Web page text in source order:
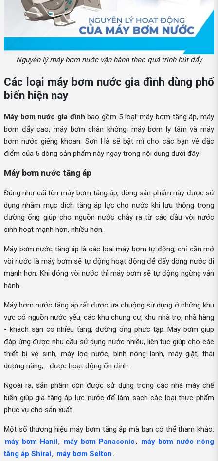
Nguyên lý máy bơm nước vận hành theo quá trình hút đẩy
Các loại máy bơm nước gia đình dùng phổ
biến hiện nay
Máy bơm nước gia đình bao gồm 5 loại: máy bơm tăng áp, máy
bơm đẩy cao, máy bơm chân không, máy bơm ly tâm và máy
bơm nước giếng khoan. Sơn Hà sẽ bật mí cho các bạn về đặc
điểm của 5 dòng sản phẩm này ngay trong nội dung dưới đây!
Máy bơm nước tăng áp
Đúng như cái tên máy bơm tăng áp, dòng sản phẩm này được sử
dụng nhằm mục đích tăng áp lực cho nước khi lưu thông trong
đường ống giúp cho nguồn nước chảy ra từ các đầu vòi nước
sinh hoạt mạnh hơn, nhiều hơn.
Máy bơm nước tăng áp là các loại máy bơm tự động, chỉ cần mở
vòi nước là máy bơm sẽ tự động hoạt động để đẩy dòng nước đi
mạnh hơn. Khi đóng vòi nước thì máy bơm sẽ tự động ngừng vận
hành.
Máy bơm nước tăng áp rất được ưa chuộng sử dụng ở những khu
vực có nguồn nước yếu, các khu chung cư, khu nhà trọ, nhà hàng
- khách sạn có nhiều tầng, đường ống phức tạp. Máy bơm giúp
đáp ứng được nhu cầu sử dụng nước nhiều, liên tục giúp cho các
thiết bị vệ sinh, máy lọc nước, bình nóng lạnh, máy giặt, thái
dương năng,... được hoạt động ổn định.
Ngoài ra, sản phẩm còn được sử dụng trong các nhà máy chế
biến giúp gia tăng áp lực nước để làm sạch các loại thực phẩm
phục vụ cho sản xuất.
Một số thương hiệu máy bơm tăng áp mà bạn có thể tham khảo:
máy bơm Hanil, máy bơm Panasonic, máy bơm nước nóng
tăng áp Shirai, máy bơm Selton.